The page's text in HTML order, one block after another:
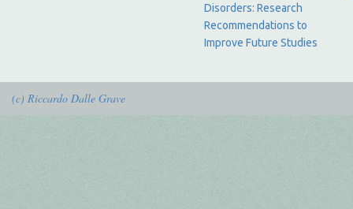
Disorders: Research
Recommendations to
Improve Future Studies
(c) Riccardo Dalle Grave